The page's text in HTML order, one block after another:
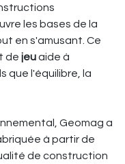
les bases de la
en s'amusant. Ce
de jeuaide à
que l'équilibre, la
Geomag a
à partir de
de construction